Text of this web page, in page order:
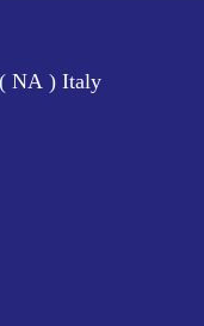
NA ) Italy